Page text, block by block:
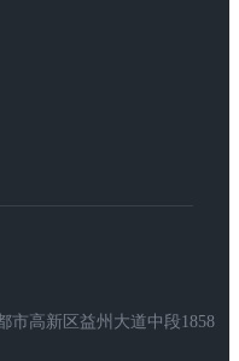
市高新区益州大道中段1858